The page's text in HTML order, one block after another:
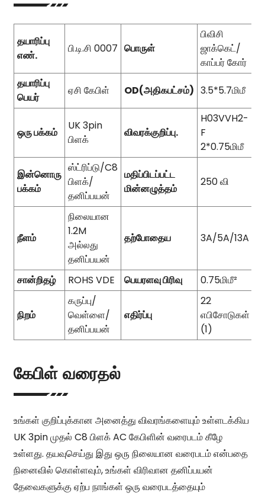
தயாரிப்பு
எண்.
பி.டி.சி 0007 பொருள்
பிவிசி
ஜாக்கெட்/
காப்பர் கோர்
தயாரிப்பு
பெயர்
ஏசி கேபிள் OD(அதிகபட்சம்) 3.5*5.7மிமீ
ஒரு பக்கம்
UK 3pin
பிளக்
விவரக்குறிப்பு.
H03VVH2-
F
2*0.75மிமீ
இன்னொரு
பக்கம்
ஸ்ட்ரிப்டு/C8
பிளக்/
தனிப்பயன்
மதிப்பிடப்பட்ட
மின்னழுத்தம்
250 வி
நீளம்
நிலையான
1.2M
அல்லது
தனிப்பயன்
தற்போதைய 3A/5A/13A
சான்றிதழ் ROHS VDE பெயரளவு பிரிவு 0.75மிமீ²
நிறம்
கருப்பு/
வெள்ளை/
தனிப்பயன்
எதிர்ப்பு
22
எபிசோடுகள்
(1)
கேபிள் வரைதல்
உங்கள் குறிப்புக்கான அனைத்து விவரங்களையும் உள்ளடக்கிய
UK 3pin முதல் C8 பிளக் AC கேபிளின் வரைபடம் கீழே
உள்ளது. தயவுசெய்து இது ஒரு நிலையான வரைபடம் என்பதை
நினைவில் கொள்ளவும், உங்கள் விரிவான தனிப்பயன்
தேவைகளுக்கு ஏற்ப நாங்கள் ஒரு வரைபடத்தையும்